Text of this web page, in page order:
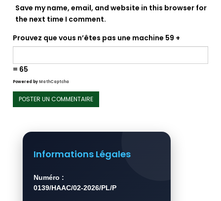
Save my name, email, and website in this browser for
the next time I comment.
Prouvez que vous n’êtes pas une machine 59 +
= 65
Powered byMathCaptcha
Informations Légales
Numéro :
0139/HAAC/02-2026/PL/P